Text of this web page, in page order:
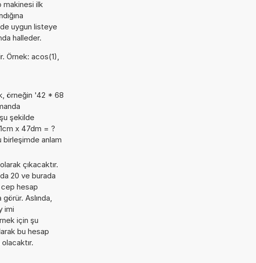
makinesi ilk
uygun listeye
halleder.
Örnek: acos(1),
örneğin '42 * 68
şekilde
x 47dm = ?
birleşimde anlam
çıkacaktır.
20 ve burada
cep hesap
Aslında,
imi
için şu
bu hesap